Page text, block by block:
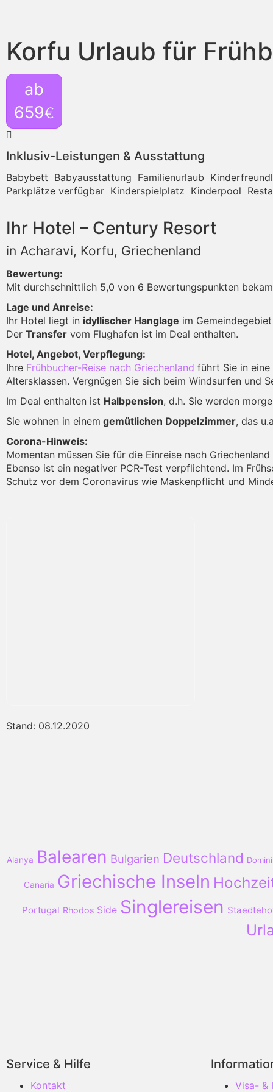
Korfu Urlaub für
ab
659€
Inklusiv-Leistungen & Ausstattung
Babybett Babyausstattung Familienurlaub
Parkplätze verfügbar Kinderspielplatz Kinderpool
Ihr Hotel – Century Resort
in Acharavi, Korfu, Griechenland
Bewertung:
Mit durchschnittlich 5,0 von 6 Bewertungspunkten
Lage und Anreise:
Ihr Hotel liegt in idyllischer Hanglage im
Der Transfer vom Flughafen ist im Deal enthalten.
Hotel, Angebot, Verpflegung:
Ihre Frühbucher-Reise nach Griechenland führt Sie in eine
Altersklassen. Vergnügen Sie sich beim Windsurfen und
Im Deal enthalten ist Halbpension, d.h. Sie werden
Sie wohnen in einem gemütlichen Doppelzimmer, das
Corona-Hinweis:
Momentan müssen Sie für die Einreise nach
Ebenso ist ein negativer PCR-Test verpflichtend. Im
Schutz vor dem Coronavirus wie Maskenpflicht und
Stand: 08.12.2020
Alanya Balearen Bulgarien Deutschland
Canaria Griechische Inseln
Portugal Rhodos Side Singlereisen
Service & Hilfe
Kontakt Visa- &